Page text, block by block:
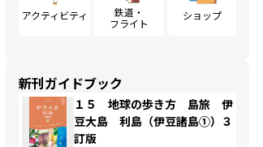
アクティビティ
鉄道・
フライト
ショップ
新刊ガイドブック
１５ 地球の歩き方 島旅 伊
豆大島 利島（伊豆諸島①）３
訂版